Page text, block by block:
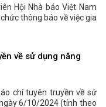
Hội Nhà báo Việt Nam
thông báo về việc gia
về sử dụng năng
chí tuyên truyền về sử
6/10/2024 (tính theo